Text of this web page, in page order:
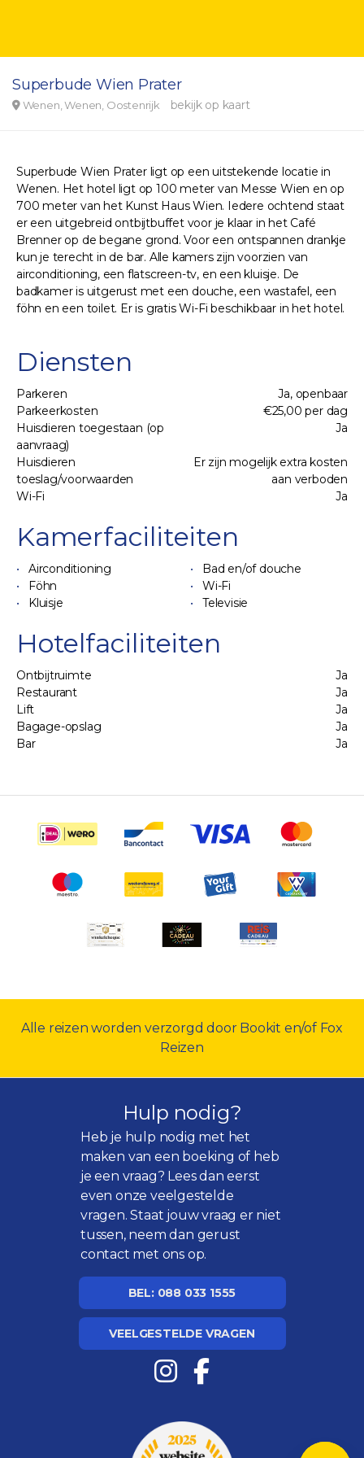
Superbude Wien Prater
Wenen, Wenen, Oostenrijk bekijk op kaart
Superbude Wien Prater ligt op een uitstekende locatie in
Wenen. Het hotel ligt op 100 meter van Messe Wien en op
700 meter van het Kunst Haus Wien. Iedere ochtend staat
er een uitgebreid ontbijtbuffet voor je klaar in het Café
Brenner op de begane grond. Voor een ontspannen drankje
kun je terecht in de bar. Alle kamers zijn voorzien van
airconditioning, een flatscreen-tv, en een kluisje. De
badkamer is uitgerust met een douche, een wastafel, een
föhn en een toilet. Er is gratis Wi-Fi beschikbaar in het hotel.
Diensten
Parkeren
Ja, openbaar
Parkeerkosten
€25,00 per dag
Huisdieren toegestaan (op
aanvraag)
Ja
Huisdieren
toeslag/voorwaarden
Er zijn mogelijk extra kosten
aan verboden
Wi-Fi
Ja
Kamerfaciliteiten
Airconditioning
Bad en/of douche
Föhn
Wi-Fi
Kluisje
Televisie
Hotelfaciliteiten
Ontbijtruimte
Ja
Restaurant
Ja
Lift
Ja
Bagage-opslag
Ja
Bar
Ja
Alle reizen worden verzorgd door Bookit en/of Fox
Reizen
Hulp nodig?
Heb je hulp nodig met het
maken van een boeking of heb
je een vraag? Lees dan eerst
even onzeveelgestelde
vragen. Staat jouw vraag er niet
tussen, neem dan gerust
contact met ons op.
BEL: 088 033 1555
VEELGESTELDE VRAGEN